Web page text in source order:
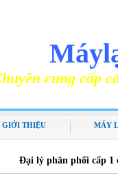
các loại
GIỚI THIỆU MÁY
Đại lý phân phối cấp 1